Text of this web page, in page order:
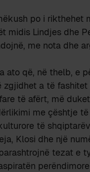
po i
midis Lindjes dhe
me nota dhe
ato që, në thelb, e
a të
të afërt, më
me çështje
të
Klosi dhe një
tezat e